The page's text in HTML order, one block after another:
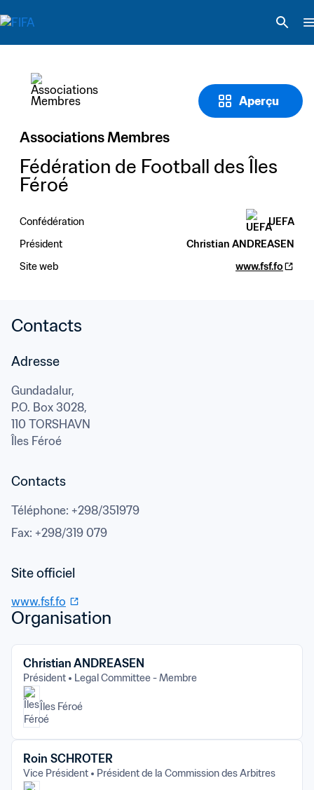
Aperçu
Associations Membres
Fédération de Football des Îles
Féroé
Confédération
UEFA
Président
Christian ANDREASEN
Site web
www.fsf.fo
Contacts
Adresse
Gundadalur,
P.O. Box 3028,
110 TORSHAVN
Îles Féroé
Contacts
Téléphone: +298/351979
Fax: +298/319 079
www.fsf.fo
Organisation
Christian ANDREASEN
Président Legal Committee - Membre
Îles Féroé
Roin SCHROTER
Vice Président Président de la Commission des Arbitres